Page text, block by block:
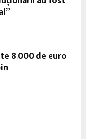
8.000 de euro